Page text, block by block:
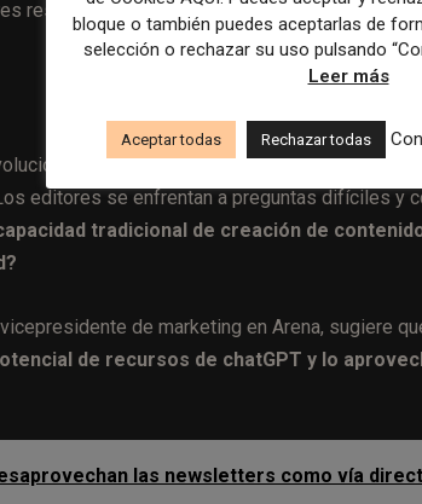
resultados de marketing y optimización de
en el horizonte, con un potencial
editores se enfrentan a preguntas difíciles y
tradicional de creación de
de marketing en Arena, sugiere
de recursos de chatGPT y lo
las newsletters como vía
bloque o también puedes aceptarlas de
selección o rechazar su uso pulsando
Leer más
Aceptar todas Rechazar todas